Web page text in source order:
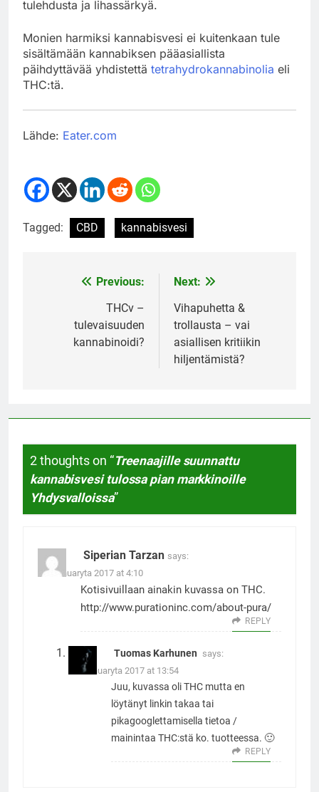
tulehdusta ja lihassärkyä.
Monien harmiksi kannabisvesi ei kuitenkaan tule
sisältämään kannabiksen pääasiallista
päihdyttävää yhdistettä tetrahydrokannabinolia eli
THC:tä.
Lähde: Eater.com
Tagged: CBD kannabisvesi
navigation
Previous:
THCv –
tulevaisuuden
kannabinoidi?
Next:
Vihapuhetta &
trollausta – vai
asiallisen kritiikin
hiljentämistä?
2 thoughts on “Treenaajille suunnattu
kannabisvesi tulossa pian markkinoille
Yhdysvalloissa”
Siperian Tarzan says:
10. Januaryta 2017 at 4:10
Kotisivuillaan ainakin kuvassa on THC.
http://www.purationinc.com/about-pura/
REPLY
Tuomas Karhunen says:
11. Januaryta 2017 at 13:54
Juu, kuvassa oli THC mutta en
löytänyt linkin takaa tai
pikagooglettamisella tietoa /
mainintaa THC:stä ko. tuotteessa. 🙂
REPLY